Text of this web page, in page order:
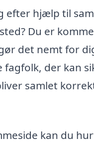
efter hjælp til
Du er
det nemt for
fagfolk, der kan
samlet
kan du